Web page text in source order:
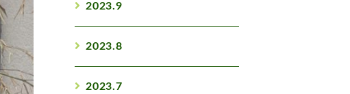
2023.9
2023.8
2023.7